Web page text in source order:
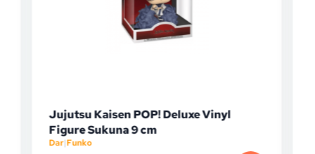
Jujutsu Kaisen POP! Deluxe Vinyl
Figure Sukuna 9 cm
|Funko